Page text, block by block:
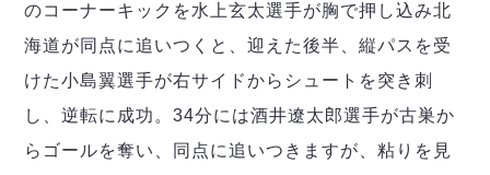
のコーナーキックを水上玄太選手が胸で押し込み北
海道が同点に追いつくと、迎えた後半、縦パスを受
けた小島翼選手が右サイドからシュートを突き刺
し、逆転に成功。34分には酒井遼太郎選手が古巣か
らゴールを奪い、同点に追いつきますが、粘りを見